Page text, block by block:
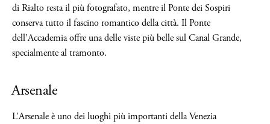
di Rialto resta il più fotografato, mentre il Ponte dei Sospiri
conserva tutto il fascino romantico della città. Il Ponte
dell’Accademia offre una delle viste più belle sul Canal Grande,
specialmente al tramonto.
Arsenale
L’Arsenale è uno dei luoghi più importanti della Venezia